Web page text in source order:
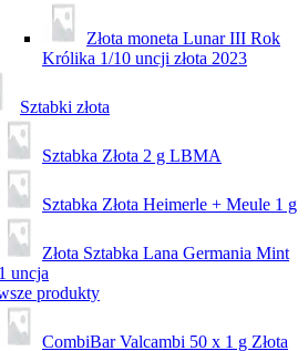
Złota moneta Lunar III Rok
Królika 1/10 uncji złota 2023
Sztabki złota
Sztabka Złota 2 g LBMA
Sztabka Złota Heimerle + Meule 1 g
Złota Sztabka Lana Germania Mint
1 uncja
produkty
CombiBar Valcambi 50 x 1 g Złota